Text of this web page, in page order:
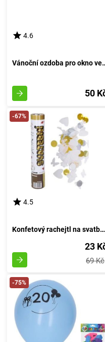
4.6
Vánoční
50
-67%
4.5
Konfetový rachejtl na svatbu, výstřelový, délka 30 cm
23
69 Kč
-75%